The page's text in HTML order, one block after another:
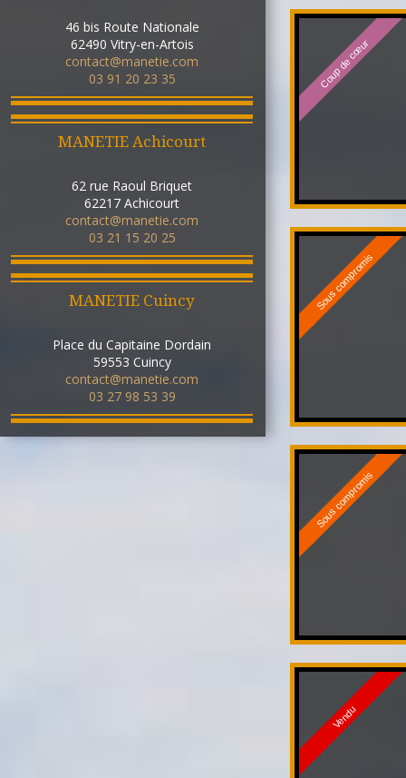
46 bis Route Nationale
62490 Vitry-en-Artois
contact@manetie.com
03 91 20 23 35
MANETIE Achicourt
62 rue Raoul Briquet
62217 Achicourt
contact@manetie.com
03 21 15 20 25
MANETIE Cuincy
Place du Capitaine Dordain
59553 Cuincy
contact@manetie.com
03 27 98 53 39
Coup de cœur
Sous compromis
Sous compromis
Vendu